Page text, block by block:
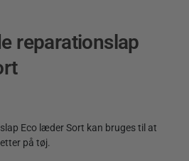
reparationslap
Eco læder Sort kan bruges til at
på tøj.